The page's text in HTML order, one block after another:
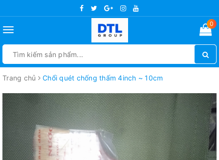
Toggle
0
Trang chủ Chổi quét chống thấm 4inch ~ 10cm